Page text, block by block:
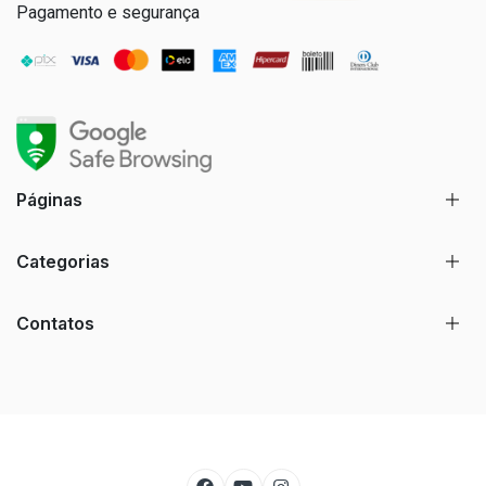
Pagamento e segurança
Páginas
Categorias
Contatos